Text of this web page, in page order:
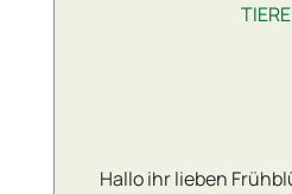
TIERE
Hallo ihr lieben